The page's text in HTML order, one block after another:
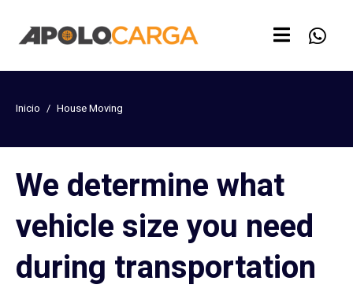
Inicio House Moving
We determine what
vehicle size you need
during transportation